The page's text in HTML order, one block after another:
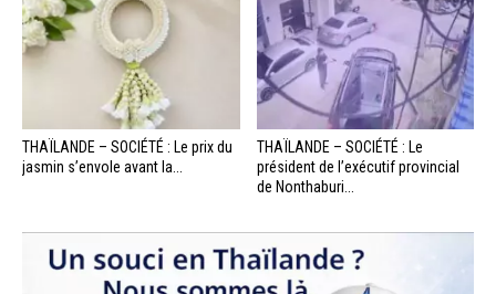
THAÏLANDE – SOCIÉTÉ : Le prix du
jasmin s’envole avant la...
THAÏLANDE – SOCIÉTÉ : Le
président de l’exécutif provincial
de Nonthaburi...